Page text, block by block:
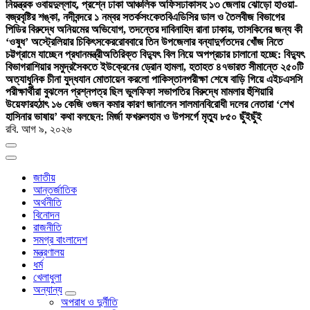
নিয়ন্ত্রক ওবায়দুল্লাহ, প্রশ্নে ঢাকা আঞ্চলিক অফিসঢাকাসহ ১৩ জেলায় ঝোড়ো হাওয়া-
বজ্রবৃষ্টির শঙ্কা, নদীবন্দরে ১ নম্বর সতর্কসংকেতবিএডিসির ডাল ও তৈলবীজ বিভাগের
পিডির বিরুদ্ধে অনিয়মের অভিযোগ, তদন্তের দাবিনাহিদ রানা ঢাকায়, তাসকিনের জন্য কী
‘ওষুধ’ অস্ট্রেলিয়ার চিকিৎসকেররোববারে তিন উপজেলার বন্যাদুর্গতদের খোঁজ নিতে
চট্টগ্রামে যাচ্ছেন প্রধানমন্ত্রীঅতিরিক্ত বিদ্যুৎ বিল নিয়ে অপপ্রচার চালানো হচ্ছে: বিদ্যুৎ
বিভাগরাশিয়ার সমুদ্রসৈকতে ইউক্রেনের ড্রোন হামলা, হতাহত ৪৭ভারত সীমান্তে ২৫০টি
অত্যাধুনিক চীনা যুদ্ধযান মোতায়েন করলো পাকিস্তানপরীক্ষা শেষে বাড়ি গিয়ে এইচএসসি
পরীক্ষার্থীরা বুঝলেন প্রশ্নপত্র ছিল ভুলফিফা সভাপতির বিরুদ্ধে মামলার হুঁশিয়ারি
উয়েফারহঠাৎ ১৬ কেজি ওজন কমার কারণ জানালেন সালমানবিরোধী দলের নেতারা ‘শেখ
হাসিনার ভাষায়’ কথা বলছেন: মির্জা ফখরুলহাম ও উপসর্গে মৃত্যু ৮৫০ ছুঁইছুঁই
রবি. আগ ৯, ২০২৬
জাতীয়
আন্তর্জাতিক
অর্থনীতি
বিনোদন
রাজনীতি
সমগ্র বাংলাদেশ
মন্ত্রণালয়
ধর্ম
খেলাধুলা
অন্যান্য
অপরাধ ও দুর্নীতি